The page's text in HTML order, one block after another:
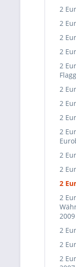
2
2
2
2
2
2
2
2
2
2
2
2
2
2009
2
2
2